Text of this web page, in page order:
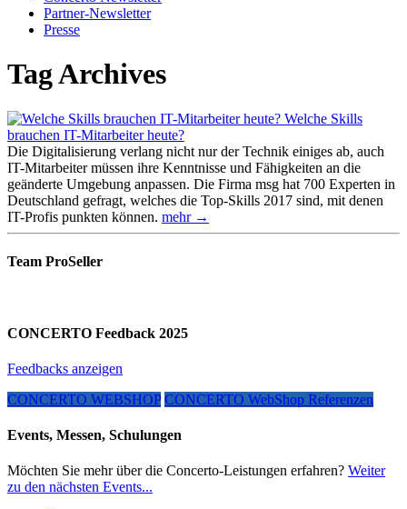
Partner-Newsletter
Presse
Tag Archives
Welche Skills
brauchen IT-Mitarbeiter heute?
Die Digitalisierung verlang nicht nur der Technik einiges ab, auch
IT-Mitarbeiter müssen ihre Kenntnisse und Fähigkeiten an die
geänderte Umgebung anpassen. Die Firma msg hat 700 Experten in
Deutschland gefragt, welches die Top-Skills 2017 sind, mit denen
IT-Profis punkten können. mehr →
Team ProSeller
CONCERTO Feedback 2025
Feedbacks anzeigen
CONCERTO WEBSHOP CONCERTO WebShop Referenzen
Events, Messen, Schulungen
Möchten Sie mehr über die Concerto-Leistungen erfahren? Weiter
zu den nächsten Events...